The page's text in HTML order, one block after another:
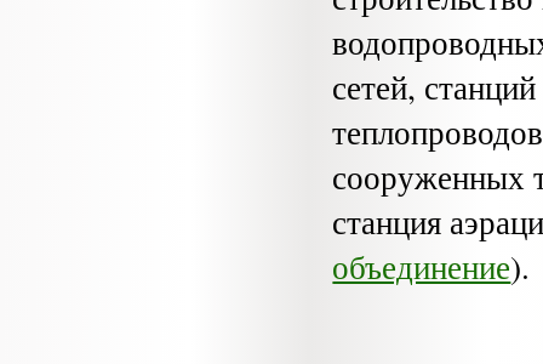
сетей,
сооруженных
станция
объединение).